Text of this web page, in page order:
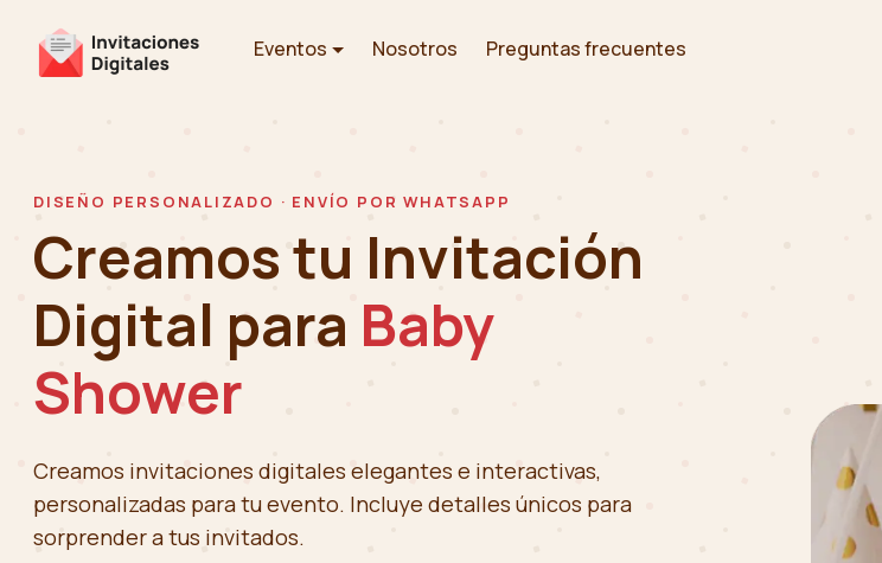
Eventos Nosotros Preguntas frecuentes
DISEÑO PERSONALIZADO · ENVÍO POR WHATSAPP
Creamos tu Invitación
Digital para Baby
Shower
Creamos invitaciones digitales elegantes e interactivas,
personalizadas para tu evento. Incluye detalles únicos para
sorprender a tus invitados.